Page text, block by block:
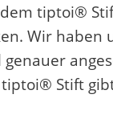
tiptoi®
Wir haben
tiptoi® Stift